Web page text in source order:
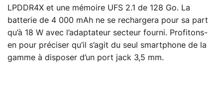
LPDDR4X et une mémoire UFS 2.1 de 128 Go. La
batterie de 4 000 mAh ne se rechargera pour sa part
qu’à 18 W avec l’adaptateur secteur fourni. Profitons-
en pour préciser qu’il s’agit du seul smartphone de la
gamme à disposer d’un port jack 3,5 mm.